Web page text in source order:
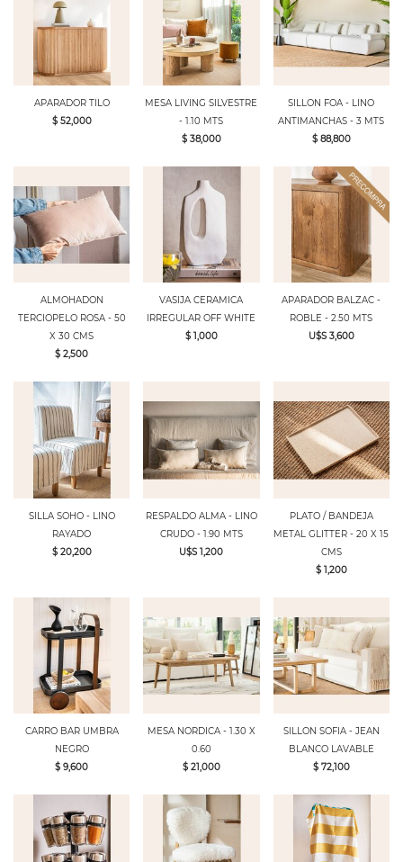
APARADOR TILO
$ 52,000
MESA LIVING SILVESTRE
- 1.10 MTS
$ 38,000
SILLON FOA - LINO
ANTIMANCHAS - 3 MTS
$ 88,800
ALMOHADON
TERCIOPELO ROSA - 50
X 30 CMS
$ 2,500
VASIJA CERAMICA
IRREGULAR OFF WHITE
$ 1,000
APARADOR BALZAC -
ROBLE - 2.50 MTS
U$S 3,600
SILLA SOHO - LINO
RAYADO
$ 20,200
RESPALDO ALMA - LINO
CRUDO - 1.90 MTS
U$S 1,200
PLATO / BANDEJA
METAL GLITTER - 20 X 15
CMS
$ 1,200
CARRO BAR UMBRA
NEGRO
$ 9,600
MESA NORDICA - 1.30 X
0.60
$ 21,000
SILLON SOFIA - JEAN
BLANCO LAVABLE
$ 72,100